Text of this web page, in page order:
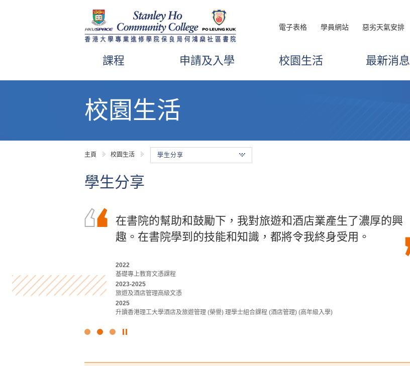
電子表格 學員網站 惡劣天氣安排
課程 申請及入學 校園生活 最新消息
校園生活
主頁 校園生活 學生分享
學生分享
你可能是帶着淚水進來書院，但希望你離開時可以帶着微
笑。也許你在書院就讀的課程不是你理想中的，但希望你在
2021-2023
應用社會科學副學士(傳理、公關及新聞)
2023
香港浸會大學傳理學學士(榮譽) (公關及廣告)
在書院的幫助和鼓勵下，我對旅遊和酒店業產生了濃厚的興
趣。在書院學到的技能和知識，都將令我終身受用。
2022
基礎專上教育文憑課程
2023-2025
旅遊及酒店管理高級文憑
2025
升讀香港理工大學酒店及旅遊管理 (榮譽) 理學士組合課程 (酒店管理) (高年級入學)
在書院就讀的兩年中，我透過高級文憑課程學習到許多重要
的知識和技能，這些都能為我迎接未來的挑戰和困難做好準
2022-2024
商業管理學高級文憑 (管理及商業法律學)
2024
升讀香港科技大學工商管理學士(管理學) (學分豁免)
點